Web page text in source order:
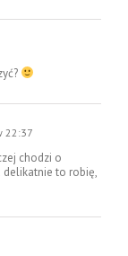
22:37
chodzi o
delikatnie to robię,